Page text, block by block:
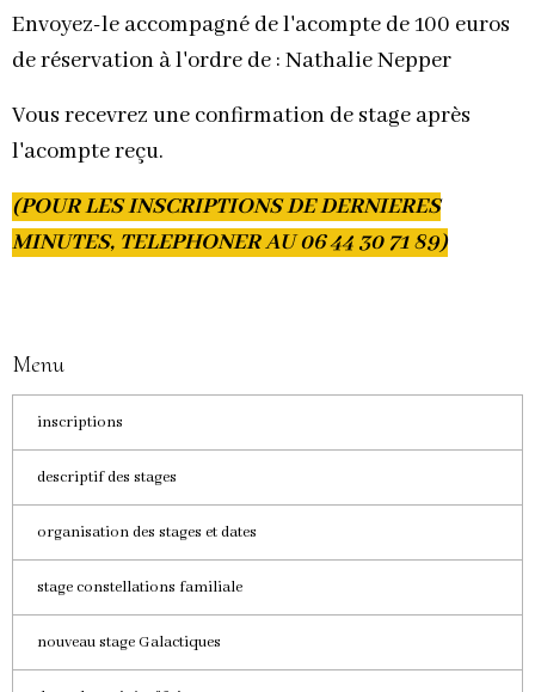
Envoyez-le accompagné de l'acompte de 100 euros
de réservation à l'ordre de : Nathalie Nepper
Vous recevrez une confirmation de stage après
l'acompte reçu.
(POUR LES INSCRIPTIONS DE DERNIERES
MINUTES, TELEPHONER AU 06 44 30 71 89)
Menu
inscriptions
descriptif des stages
organisation des stages et dates
stage constellations familiale
nouveau stage Galactiques